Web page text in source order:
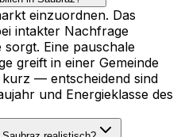
einzuordnen. Das
intakter Nachfrage
Eine pauschale
greift in einer Gemeinde
— entscheidend sind
und Energieklasse des